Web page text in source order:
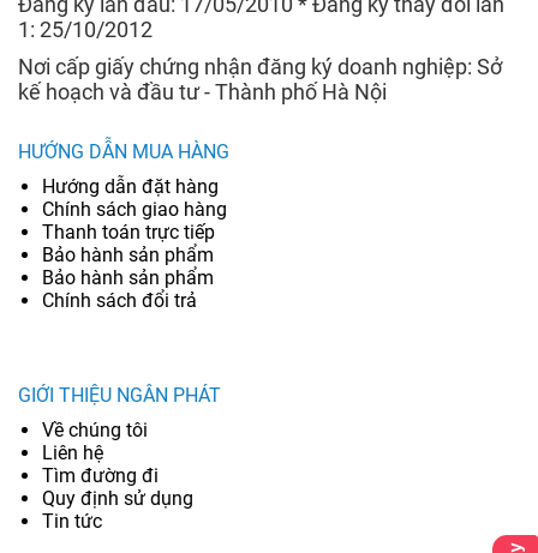
1: 25/10/2012
Nơi cấp giấy chứng nhận đăng ký doanh nghiệp: Sở
kế hoạch và đầu tư - Thành phố Hà Nội
HƯỚNG DẪN MUA HÀNG
Hướng dẫn đặt hàng
Chính sách giao hàng
Thanh toán trực tiếp
Bảo hành sản phẩm
Bảo hành sản phẩm
Chính sách đổi trả
GIỚI THIỆU NGÂN PHÁT
Về chúng tôi
Liên hệ
Tìm đường đi
Quy định sử dụng
Tin tức